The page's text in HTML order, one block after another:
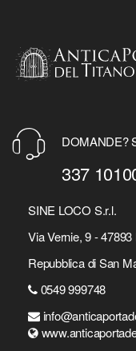
DOMANDE?
337
SINE LOCO S.r.l.
Via Vernie, 9 -
Repubblica di San
0549 999748